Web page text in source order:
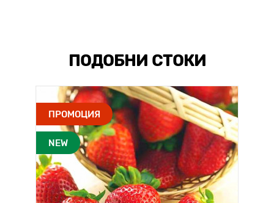
ПОДОБНИ СТОКИ
ПРОМОЦИЯ
NEW